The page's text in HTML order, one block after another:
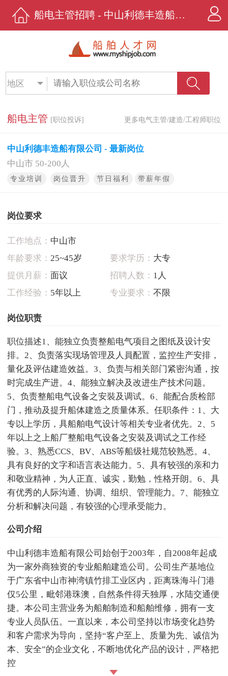
船电主管招聘 - 中山利德丰造船有限公司 - 船舶人才网
地区
船电主管 [职位投诉] 更多电气主管/建造/工程师职位
中山利德丰造船有限公司 - 最新岗位
中山市 50-200人
专业培训 岗位晋升 节日福利 带薪年假
岗位要求
工作地点： 中山市
年龄要求： 25~45岁 要求学历： 大专
提供月薪： 面议 招聘人数： 1人
工作经验： 5年以上 专业要求： 不限
岗位职责
职位描述1、能独立负责整船电气项目之图纸及设计安
排。2、负责落实现场管理及人員配置，监控生产安排，
量化及评估建造效益。3、负责与相关部门紧密沟通，按
时完成生产进。4、能独立解决及改进生产技术问题。
5、负责整船电气设备之安裝及调试。6、能配合质检部
门，推动及提升船体建造之质量体系。任职条件：1、大
专以上学历，具船舶电气设计等相关专业者优先。2、5
年以上之上船厂整船电气设备之安裝及调试之工作经
验。3、熟悉CCS、BV、ABS等船级社规范较熟悉。4、
具有良好的文字和语言表达能力。5、具有较强的亲和力
和敬业精神，为人正直、诚实，勤勉，性格开朗。6、具
有优秀的人际沟通、协调、组织、管理能力。7、能独立
分析和解决问题，有较强的心理承受能力。
公司介绍
中山利德丰造船有限公司始创于2003年，自2008年起成
为一家外商独资的专业船舶建造公司。公司生产基地位
于广东省中山市神湾镇竹排工业区内，距离珠海斗门港
仅5公里，毗邻港珠澳，自然条件得天独厚，水陆交通便
捷。本公司主营业务为船舶制造和船舶维修，拥有一支
专业人员队伍。一直以来，本公司坚持以市场变化趋势
和客户需求为导向，坚持“客户至上、质量为先、诚信为
本、安全”的企业文化，不断地优化产品的设计，严格把
控